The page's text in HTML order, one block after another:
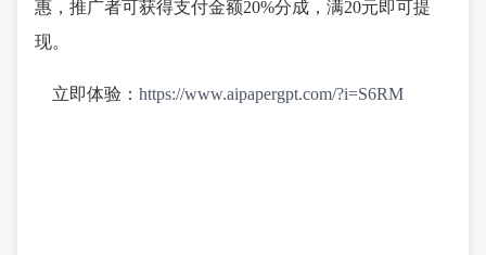
惠，推广者可获得支付金额20%分成，满20元即可提
现。
立即体验： https://www.aipapergpt.com/?i=S6RM